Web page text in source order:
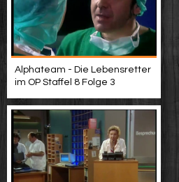
Alphateam - Die Lebensretter
im OP Staffel 8 Folge 3